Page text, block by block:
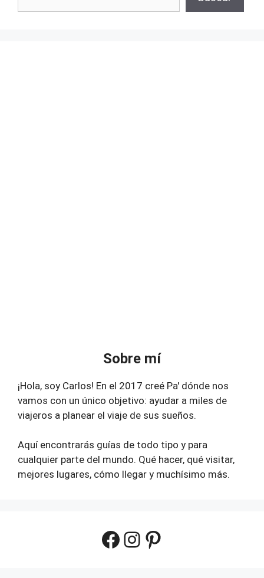
Sobre mí
¡Hola, soy Carlos! En el 2017 creé Pa' dónde nos
vamos con un único objetivo: ayudar a miles de
viajeros a planear el viaje de sus sueños.
Aquí encontrarás guías de todo tipo y para
cualquier parte del mundo. Qué hacer, qué visitar,
mejores lugares, cómo llegar y muchísimo más.
Facebook
Instagram
Pinterest